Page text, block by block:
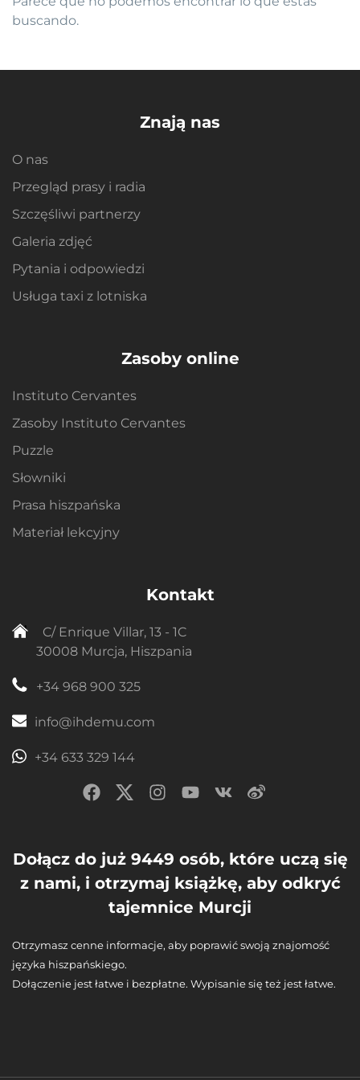
buscando.
Znają nas
O nas
Przegląd prasy i radia
Szczęśliwi partnerzy
Galeria zdjęć
Pytania i odpowiedzi
Usługa taxi z lotniska
Zasoby online
Instituto Cervantes
Zasoby Instituto Cervantes
Puzzle
Słowniki
Prasa hiszpańska
Materiał lekcyjny
Kontakt
C/ Enrique Villar, 13 - 1C
30008 Murcja, Hiszpania
+34 968 900 325
info@ihdemu.com
+34 633 329 144
Dołącz do już 9449 osób, które uczą się
z nami, i otrzymaj książkę, aby odkryć
tajemnice Murcji
Otrzymasz cenne informacje, aby poprawić swoją znajomość
języka hiszpańskiego.
Dołączenie jest łatwe i bezpłatne. Wypisanie się też jest łatwe.